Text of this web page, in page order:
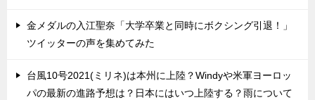
金メダルの入江聖奈「大学卒業と同時にボクシング引退！」
ツイッターの声を集めてみた
台風10号2021(ミリネ)は本州に上陸？Windyや米軍ヨーロッ
パの最新の進路予想は？日本にはいつ上陸する？雨について